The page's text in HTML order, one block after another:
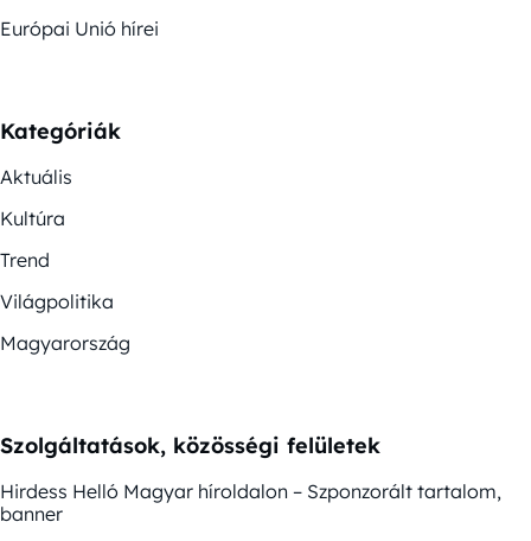
Európai Unió hírei
Kategóriák
Aktuális
Kultúra
Trend
Világpolitika
Magyarország
Szolgáltatások, közösségi felületek
Hirdess Helló Magyar híroldalon – Szponzorált tartalom,
banner